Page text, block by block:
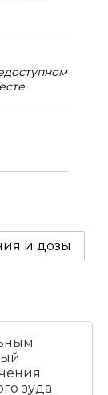
и дозы
зуда